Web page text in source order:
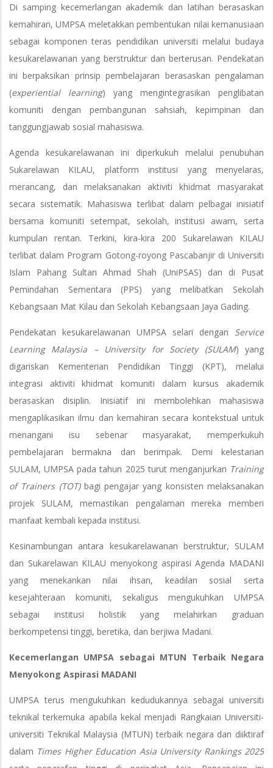
Di samping kecemerlangan akademik dan latihan berasaskan
kemahiran, UMPSA meletakkan pembentukan nilai kemanusiaan
sebagai komponen teras pendidikan universiti melalui budaya
kesukarelawanan yang berstruktur dan berterusan. Pendekatan
ini berpaksikan prinsip pembelajaran berasaskan pengalaman
(experiential learning) yang mengintegrasikan penglibatan
komuniti dengan pembangunan sahsiah, kepimpinan dan
tanggungjawab sosial mahasiswa.
Agenda kesukarelawanan ini diperkukuh melalui penubuhan
Sukarelawan KILAU, platform institusi yang menyelaras,
merancang, dan melaksanakan aktiviti khidmat masyarakat
secara sistematik. Mahasiswa terlibat dalam pelbagai inisiatif
bersama komuniti setempat, sekolah, institusi awam, serta
kumpulan rentan. Terkini, kira-kira 200 Sukarelawan KILAU
terlibat dalam Program Gotong-royong Pascabanjir di Universiti
Islam Pahang Sultan Ahmad Shah (UniPSAS) dan di Pusat
Pemindahan Sementara (PPS) yang melibatkan Sekolah
Kebangsaan Mat Kilau dan Sekolah Kebangsaan Jaya Gading.
Pendekatan kesukarelawanan UMPSA selari dengan Service
Learning Malaysia – University for Society (SULAM) yang
digariskan Kementerian Pendidikan Tinggi (KPT), melalui
integrasi aktiviti khidmat komuniti dalam kursus akademik
berasaskan disiplin. Inisiatif ini membolehkan mahasiswa
mengaplikasikan ilmu dan kemahiran secara kontekstual untuk
menangani isu sebenar masyarakat, memperkukuh
pembelajaran bermakna dan berimpak. Demi kelestarian
SULAM, UMPSA pada tahun 2025 turut menganjurkan Training
of Trainers (TOT)bagi pengajar yang konsisten melaksanakan
projek SULAM, memastikan pengalaman mereka memberi
manfaat kembali kepada institusi.
Kesinambungan antara kesukarelawanan berstruktur, SULAM
dan Sukarelawan KILAU menyokong aspirasi Agenda MADANI
yang menekankan nilai ihsan, keadilan sosial serta
kesejahteraan komuniti, sekaligus mengukuhkan UMPSA
sebagai institusi holistik yang melahirkan graduan
berkompetensi tinggi, beretika, dan berjiwa Madani.
Kecemerlangan UMPSA sebagai MTUN Terbaik Negara
Menyokong Aspirasi MADANI
UMPSA terus mengukuhkan kedudukannya sebagai universiti
teknikal terkemuka apabila kekal menjadi Rangkaian Universiti-
universiti Teknikal Malaysia (MTUN) terbaik negara dan diiktiraf
dalam Times Higher Education Asia University Rankings 2025